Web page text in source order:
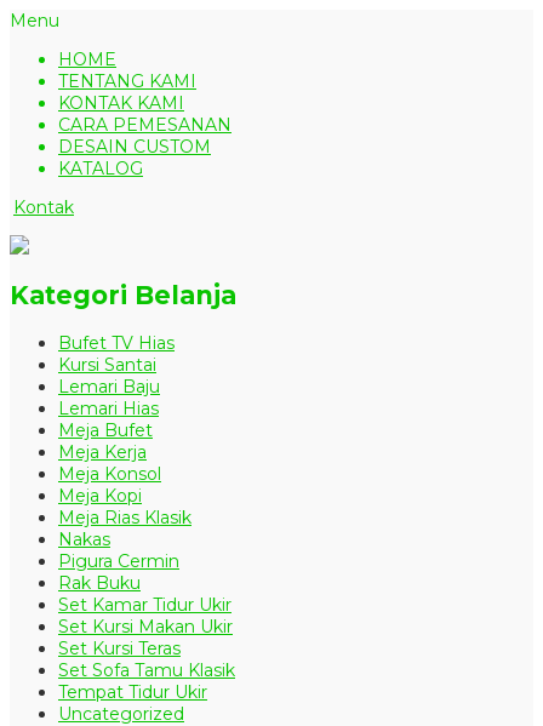
Menu
HOME
TENTANG KAMI
KONTAK KAMI
CARA PEMESANAN
DESAIN CUSTOM
KATALOG
Kontak
Kategori Belanja
Bufet TV Hias
Kursi Santai
Lemari Baju
Lemari Hias
Meja Bufet
Meja Kerja
Meja Konsol
Meja Kopi
Meja Rias Klasik
Nakas
Pigura Cermin
Rak Buku
Set Kamar Tidur Ukir
Set Kursi Makan Ukir
Set Kursi Teras
Set Sofa Tamu Klasik
Tempat Tidur Ukir
Uncategorized